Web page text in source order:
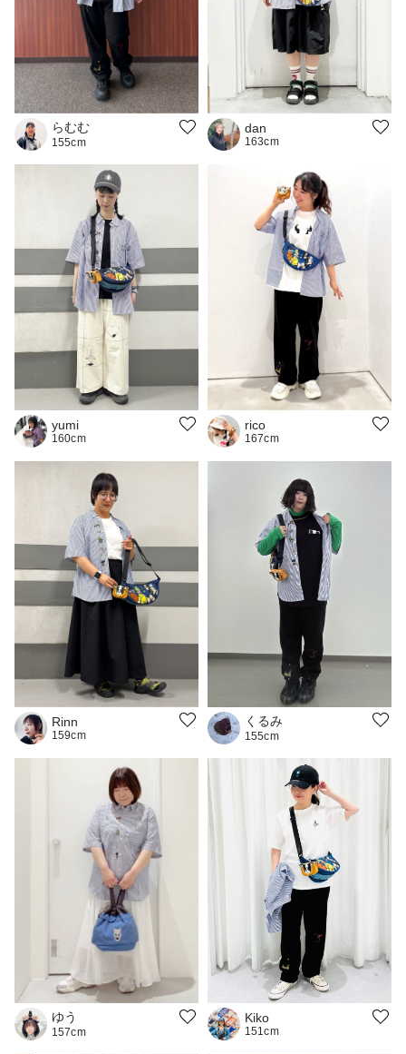
らむむ
155cm
dan
163cm
yumi
160cm
rico
167cm
Rinn
159cm
くるみ
155cm
ゆう
157cm
Kiko
151cm